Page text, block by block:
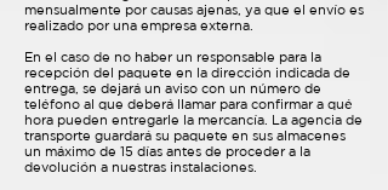
mensualmente por causas ajenas, ya que el envío es
realizado por una empresa externa.
En el caso de no haber un responsable para la
recepción del paquete en la dirección indicada de
entrega, se dejará un aviso con un número de
teléfono al que deberá llamar para confirmar a qué
hora pueden entregarle la mercancía. La agencia de
transporte guardará su paquete en sus almacenes
un máximo de 15 días antes de proceder a la
devolución a nuestras instalaciones.